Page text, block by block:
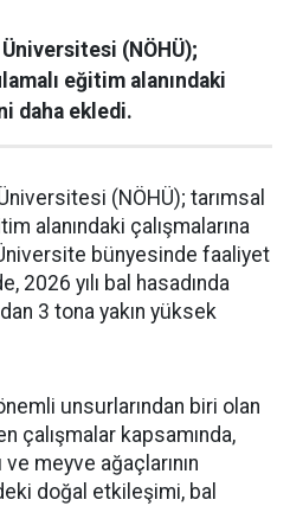
(NÖHÜ);
eğitim alanındaki
daha ekledi.
(NÖHÜ); tarımsal
alanındaki çalışmalarına
bünyesinde faaliyet
2026 yılı bal hasadında
3 tona yakın yüksek
unsurlarından biri olan
çalışmalar kapsamında,
meyve ağaçlarının
doğal etkileşimi, bal